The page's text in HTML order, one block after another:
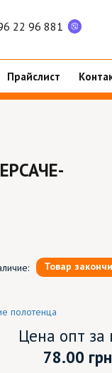
22 96 881
Прайслист
Товар
полотенца
Цена опт за
78.00 грн